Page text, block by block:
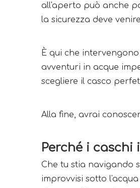
all'aperto può anche
la sicurezza deve
È qui che intervengono
avventuri in acque
scegliere il casco
Alla fine, avrai
Perché i caschi
Che tu stia navigando
improvvisi sotto